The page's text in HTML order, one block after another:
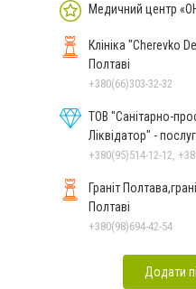
Медичний центр «ОН
Клініка "Cherevko Dental Clinic" стоматологія в
Полтаві
+380(66)303-32-32
ТОВ "Санітарно-
Ліквідатор" -
населення
Граніт
Полтаві
+380(98)694-42-54
Додати